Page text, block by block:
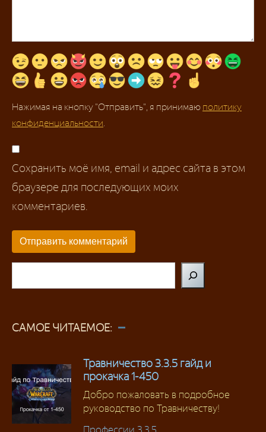
Нажимая на кнопку "Отправить", я принимаю политику
конфиденциальности.
Сохранить моё имя, email и адрес сайта в этом
браузере для последующих моих
комментариев.
САМОЕ ЧИТАЕМОЕ:
Травничество 3.3.5 гайд и
прокачка 1-450
Добро пожаловать в подробное
руководство по Травничеству!
Профессии 3.3.5